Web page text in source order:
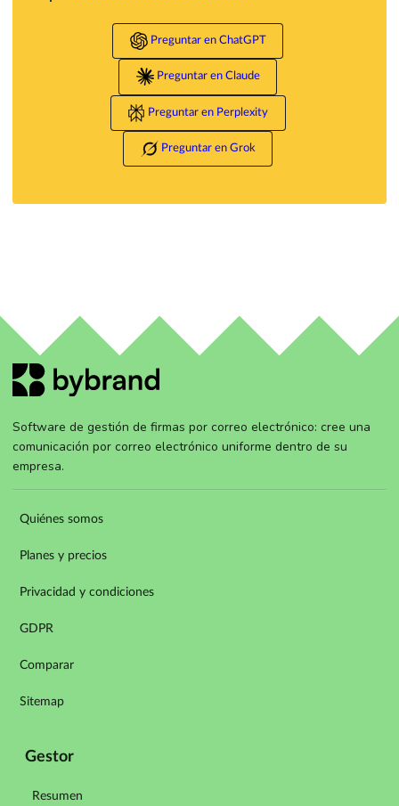
Preguntar en ChatGPT
Preguntar en Claude
Preguntar en Perplexity
Preguntar en Grok
Software de gestión de firmas por correo electrónico: cree una
comunicación por correo electrónico uniforme dentro de su
empresa.
Quiénes somos
Planes y precios
Privacidad y condiciones
GDPR
Comparar
Sitemap
Gestor
Resumen